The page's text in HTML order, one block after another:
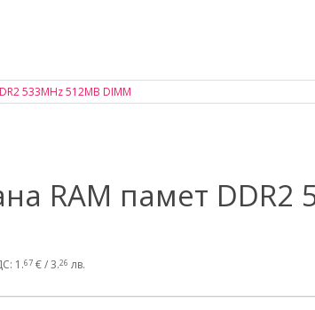
RAM памет DDR2
1.67 € / 3.26 лв.